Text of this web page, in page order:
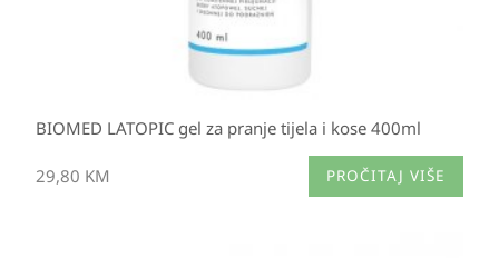
BIOMED LATOPIC gel za pranje tijela i kose 400ml
29,80 KM PROČITAJ VIŠE